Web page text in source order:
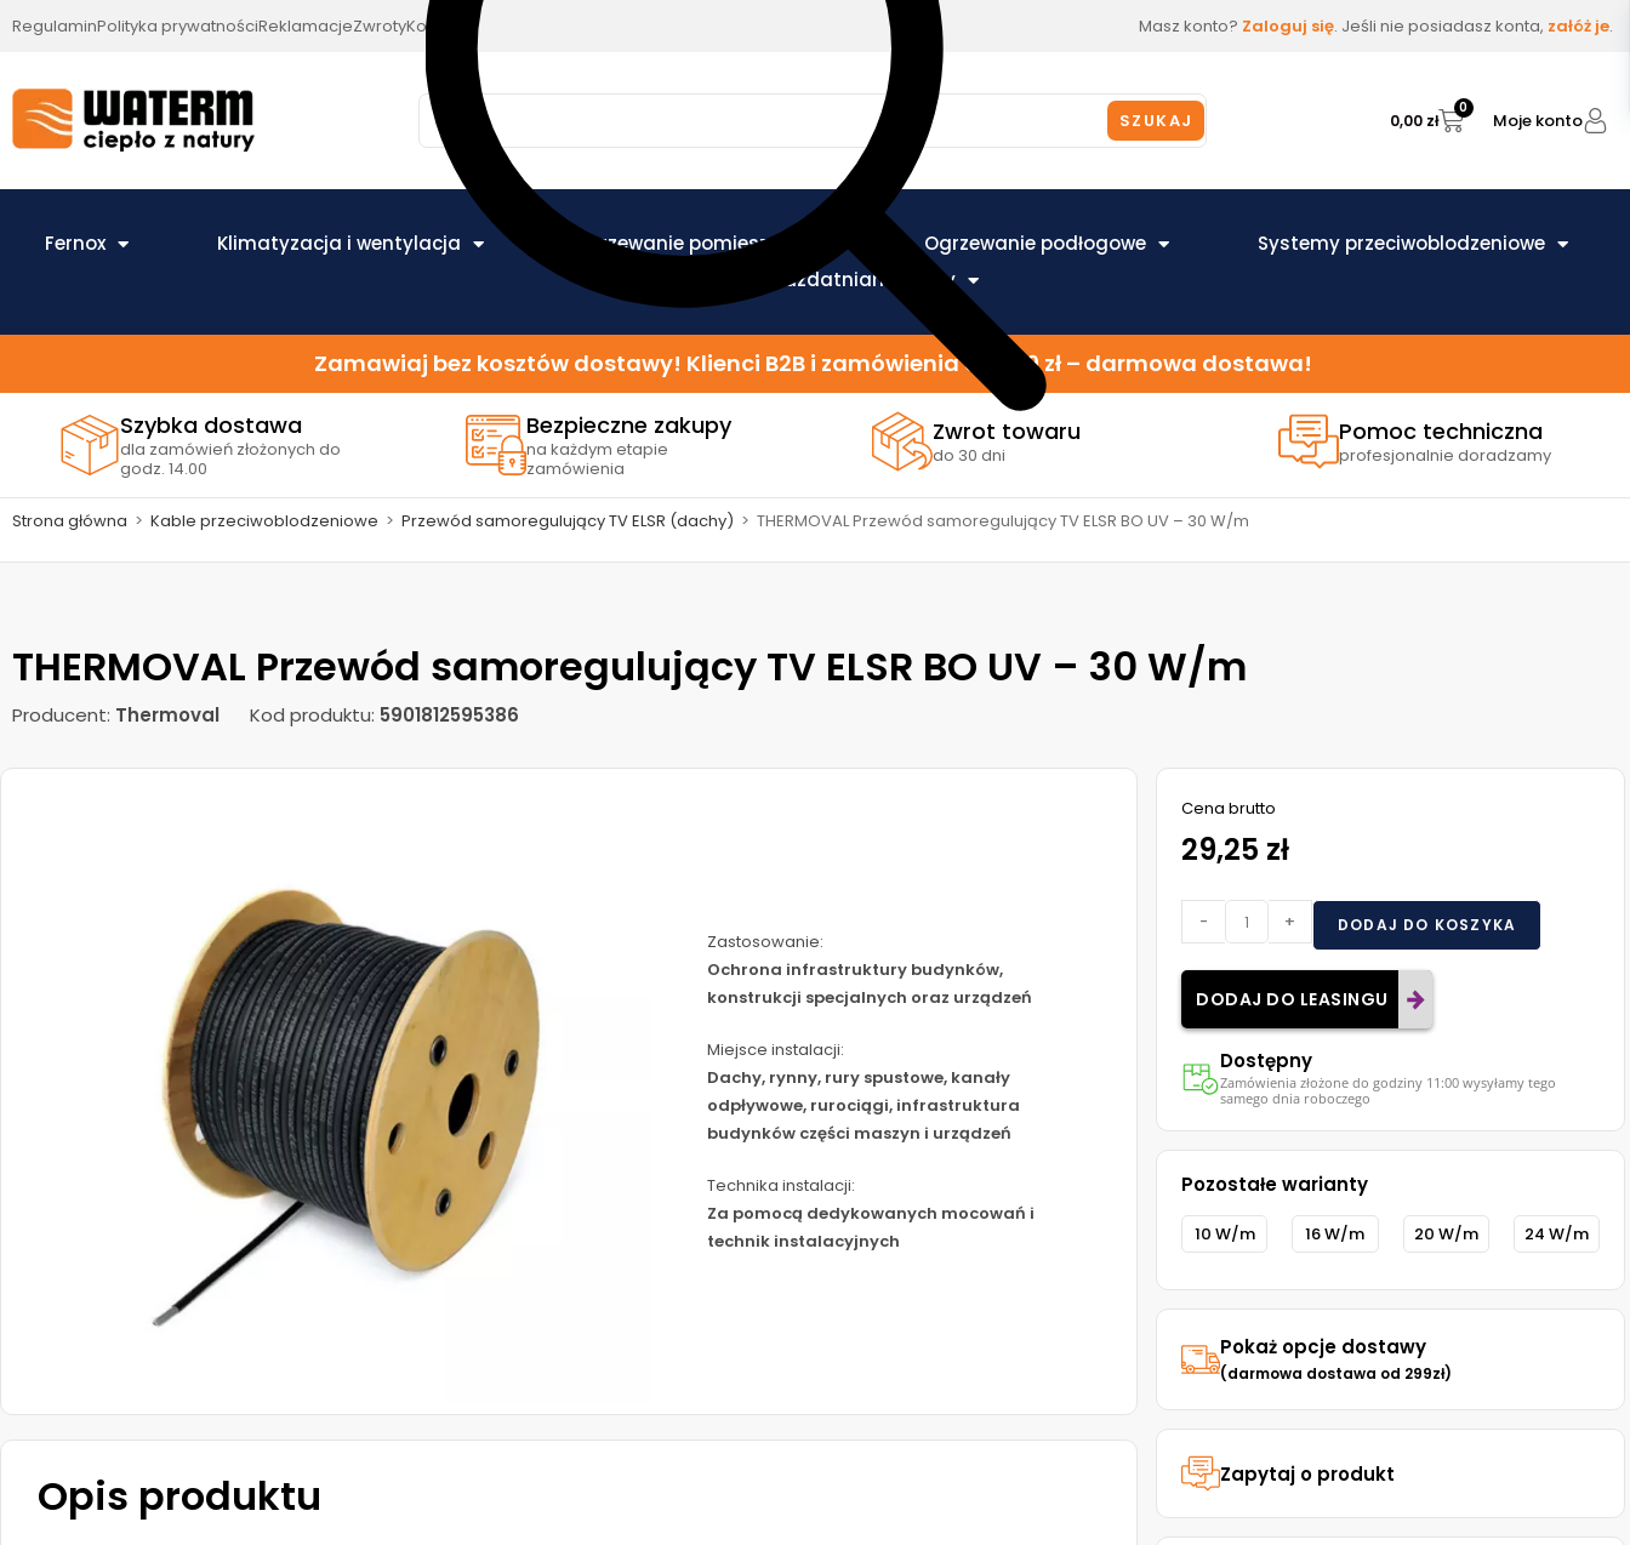
RegulaminPolityka prywatnościReklamacjeZwrotyKontakt Masz konto? Zaloguj się. Jeśli nie posiadasz konta, załóż je.
SZUKAJ 0,00 zł
0
Moje konto
Fernox Klimatyzacja i wentylacja Ogrzewanie pomieszczeń Ogrzewanie podłogowe
Systemy przeciwoblodzeniowe
Ogrzewanie i uzdatnianie wody
Zamawiaj bez kosztów dostawy! Klienci B2B i zamówienia od 299 zł – darmowa dostawa!
Szybka dostawa
dla zamówień złożonych do
godz. 14.00
Bezpieczne zakupy
na każdym etapie
zamówienia
Zwrot towaru
do 30 dni
Pomoc techniczna
profesjonalnie doradzamy
Strona główna > Kable przeciwoblodzeniowe > Przewód samoregulujący TV ELSR (dachy) > THERMOVAL Przewód samoregulujący TV ELSR BO UV – 30 W/m
THERMOVAL Przewód samoregulujący TV ELSR BO UV – 30 W/m
Producent: Thermoval Kod produktu: 5901812595386
Zastosowanie:
Ochrona infrastruktury budynków,
konstrukcji specjalnych oraz urządzeń
Miejsce instalacji:
Dachy, rynny, rury spustowe, kanały
odpływowe, rurociągi, infrastruktura
budynków części maszyn i urządzeń
Technika instalacji:
Za pomocą dedykowanych mocowań i
technik instalacyjnych
Opis produktu
Cena brutto
29,25 zł
- + DODAJ DO KOSZYKA
DODAJ DO LEASINGU
Dostępny
Zamówienia złożone do godziny 11:00 wysyłamy tego
samego dnia roboczego
Pozostałe warianty
10 W/m 16 W/m 20 W/m 24 W/m
Pokaż opcje dostawy
(darmowa dostawa od 299zł)
Zapytaj o produkt